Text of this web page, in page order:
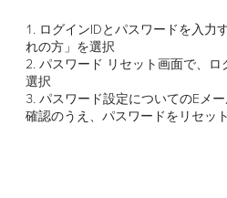
ログインIDとパスワードを入力
れの方」を選択
パスワード リセット画面で、
選択
パスワード設定についてのEメ
確認のうえ、パスワードをリセッ